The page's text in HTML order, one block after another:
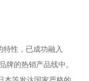
特性，已成功融入
牌的热销产品线中。